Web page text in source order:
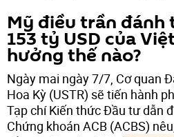
Mỹ điều trần đánh
153 tỷ USD của
hưởng thế nào?
Ngày mai ngày 7/7, Cơ quan
Hoa Kỳ (USTR) sẽ tiến hành
Tạp chí Kiến thức Đầu tư dẫn
Chứng khoán ACB (ACBS)